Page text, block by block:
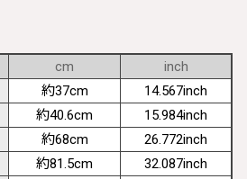
cm
inch
約37cm
14.567inch
約40.6cm
15.984inch
約68cm
26.772inch
約81.5cm
32.087inch